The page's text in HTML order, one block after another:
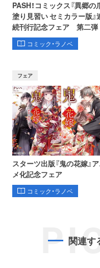
PASH！コミックス『異郷の
塗り見習い セミカラー版』
続刊行記念フェア 第二弾
コミック・ラノベ
フェア
スターツ出版『鬼の花嫁』
メ化記念フェア
コミック・ラノベ
関連す